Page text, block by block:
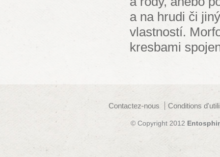
a na hrudi či
vlastností.
kresbami
Contactez-nous Conditions
© Copyright 2012